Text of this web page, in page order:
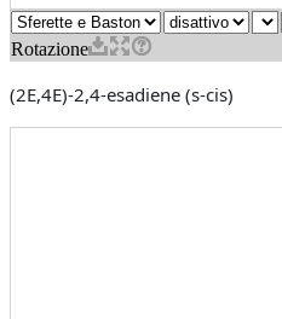
(2E,4E)-2,4-esadiene (s-cis)